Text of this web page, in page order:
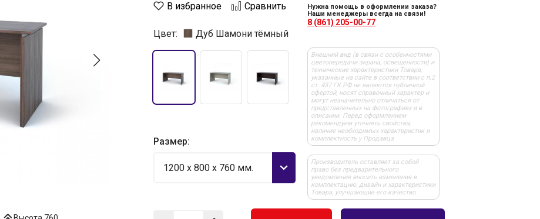
В избранное Сравнить
Цвет: Дуб Шамони тёмный
Размер:
1200 x 800 x 760 мм.
Нужна помощь в оформлении заказа?
Наши менеджеры всегда на связи!
8 (861) 205-00-77
Внешний вид (в связи с особенностями
цветопередачи экрана, освещенности) и
технические характеристики Товара,
указанные на сайте в соответствии с п.2
ст. 437 ГК РФ не являются публичной
офертой, носят справочный характер и
могут незначительно отличаться от
представленных на фотографиях и в
описании. Перед оформлением
рекомендуем уточнять свойства,
наличие необходимых характеристик и
комплектность у Продавца
Производитель оставляет за собой
право без предварительного
уведомления вносить изменения в
комплектацию, дизайн и характеристики
Товара, улучшающие его качество